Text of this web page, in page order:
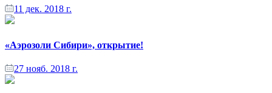
11 дек. 2018 г.
«Аэрозоли Сибири», открытие!
27 нояб. 2018 г.